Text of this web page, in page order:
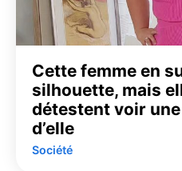
Cette femme en
silhouette, mais
détestent voir
d’elle
Société